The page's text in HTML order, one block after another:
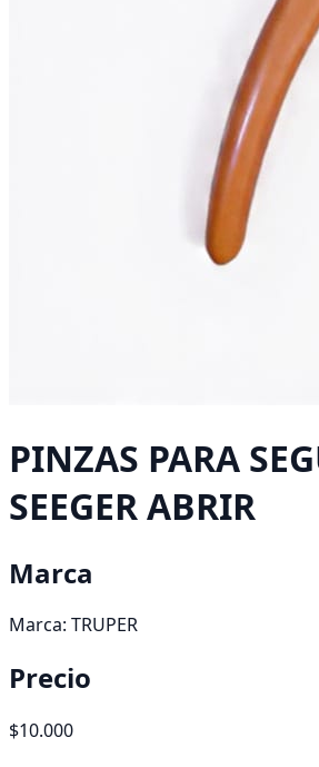
PINZAS PARA
SEEGER ABRIR
Marca
Marca: TRUPER
Precio
$10.000